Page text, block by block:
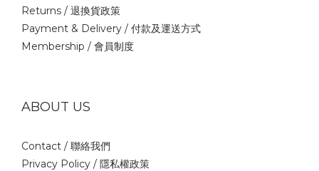
Returns / 退換貨政策
Payment & Delivery / 付款及運送方式
Membership / 會員制度
ABOUT US
Contact / 聯絡我們
Privacy Policy / 隱私權政策